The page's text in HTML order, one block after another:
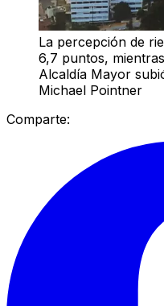
La percepción de
6,7 puntos,
Alcaldía Mayor
Michael Pointner
Comparte: